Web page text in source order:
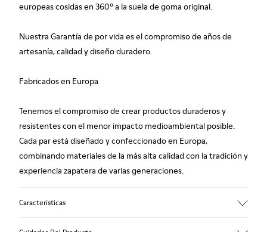
europeas cosidas en 360º a la suela de goma original.
Nuestra Garantía de por vida es el compromiso de años de
artesanía, calidad y diseño duradero.
Fabricados en Europa
Tenemos el compromiso de crear productos duraderos y
resistentes con el menor impacto medioambiental posible.
Cada par está diseñado y confeccionado en Europa,
combinando materiales de la más alta calidad con la tradición y
experiencia zapatera de varias generaciones.
Características